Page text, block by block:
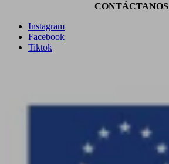
CONTÁCTANOS
Instagram
Facebook
Tiktok